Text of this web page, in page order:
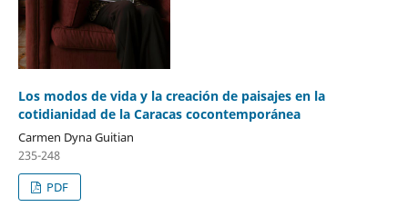
Los modos de vida y la creación de paisajes en la
cotidianidad de la Caracas cocontemporánea
Carmen Dyna Guitian
235-248
PDF